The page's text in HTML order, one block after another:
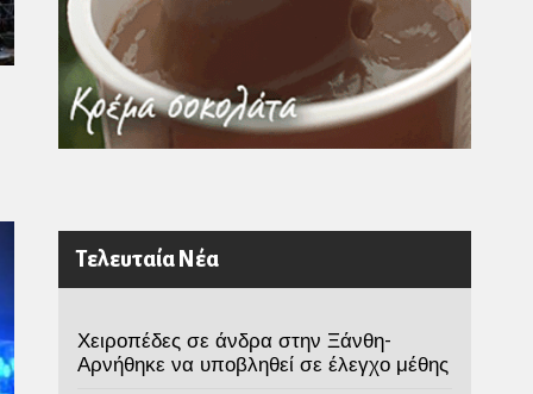
Τελευταία Νέα
Χειροπέδες σε άνδρα στην Ξάνθη-
Αρνήθηκε να υποβληθεί σε έλεγχο μέθης